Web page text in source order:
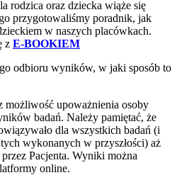
rodzica oraz dziecka wiąże się
przygotowaliśmy poradnik, jak
w naszych placówkach.
z E-BOOKIEM
odbioru wyników, w jaki sposób to
możliwość upoważnienia osoby
badań. Należy pamiętać, że
dla wszystkich badań (i
wykonanych w przyszłości) aż
Pacjenta. Wyniki można
online.